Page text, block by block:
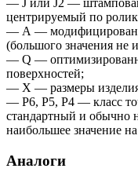
центрируемый по
— А —
(большого значения не
— Q —
поверхностей;
— X — размеры изделия
— P6, P5, P4 — класс
стандартный и обычно
наибольшее значение
Аналоги